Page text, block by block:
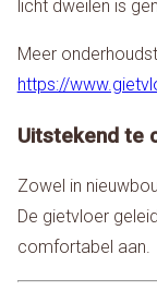
licht dweilen is
Meer
https://
Uitstekend te
Zowel in
De gietvloer
comfortabel aan.